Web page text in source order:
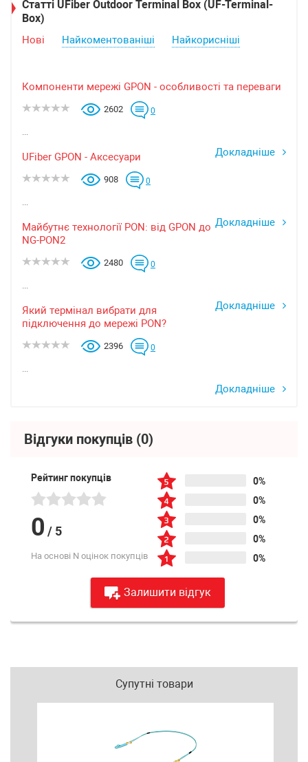
Статті UFiber Outdoor Terminal Box (UF-Terminal-
Box)
Нові Найкоментованіші Найкорисніші
Компоненти мережі GPON - особливості та переваги
2602 0
...
Докладніше
UFiber GPON - Аксесуари
908 0
...
Докладніше
Майбутнє технології PON: від GPON до
NG-PON2
2480 0
...
Докладніше
Який термінал вибрати для
підключення до мережі PON?
2396 0
...
Докладніше
Відгуки покупців (0)
Рейтинг покупців
0 / 5
На основі N оцінок покупців
0%
0%
0%
0%
0%
Залишити відгук
Супутні товари